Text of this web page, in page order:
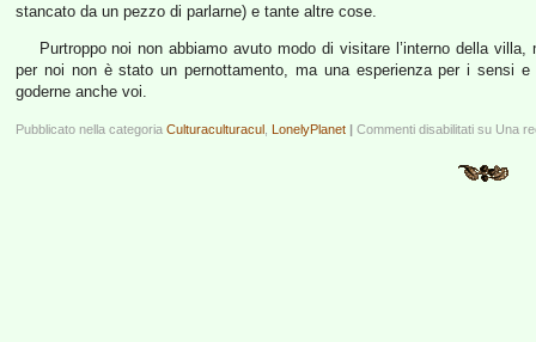
stancato da un pezzo di parlarne) e tante altre cose.
Purtroppo noi non abbiamo avuto modo di visitare l’interno della
per noi non è stato un pernottamento, ma una esperienza per i sensi
goderne anche voi.
Pubblicato nella categoria Culturaculturacul LonelyPlanet | Commenti disabilitati su Una